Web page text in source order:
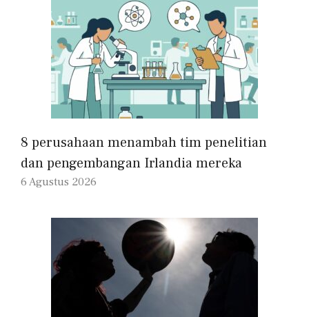
8 perusahaan menambah tim penelitian
dan pengembangan Irlandia mereka
6 Agustus 2026